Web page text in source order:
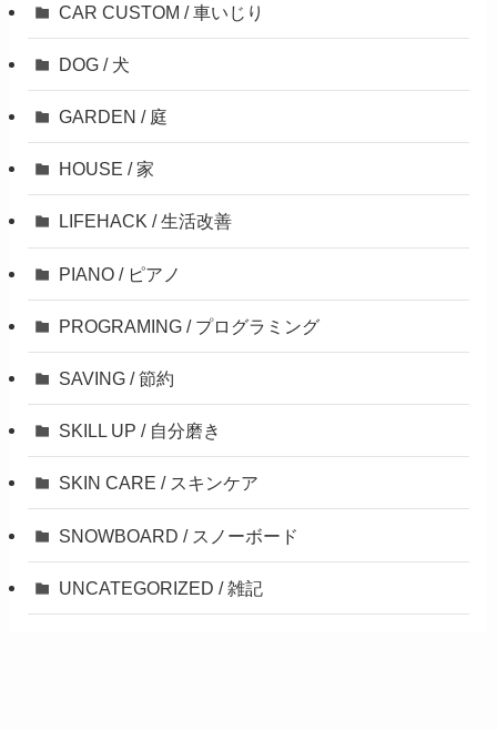
CAR CUSTOM / 車いじり
DOG / 犬
GARDEN / 庭
HOUSE / 家
LIFEHACK / 生活改善
PIANO / ピアノ
PROGRAMING / プログラミング
SAVING / 節約
SKILL UP / 自分磨き
SKIN CARE / スキンケア
SNOWBOARD / スノーボード
UNCATEGORIZED / 雑記